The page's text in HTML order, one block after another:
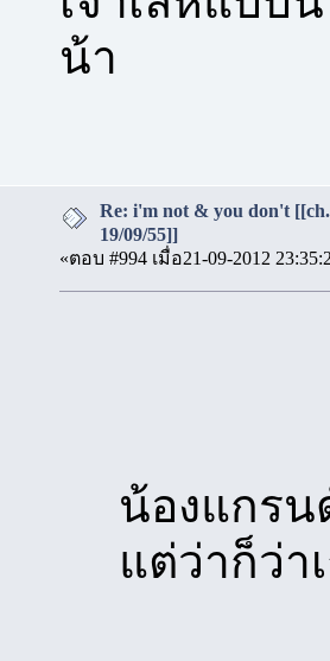
น้า
Re: i'm not & you don't
19/09/55]]
«ตอบ #994 เมื่อ21-09-2012
น้องแกรน
แต่ว่าก็ว่าเ